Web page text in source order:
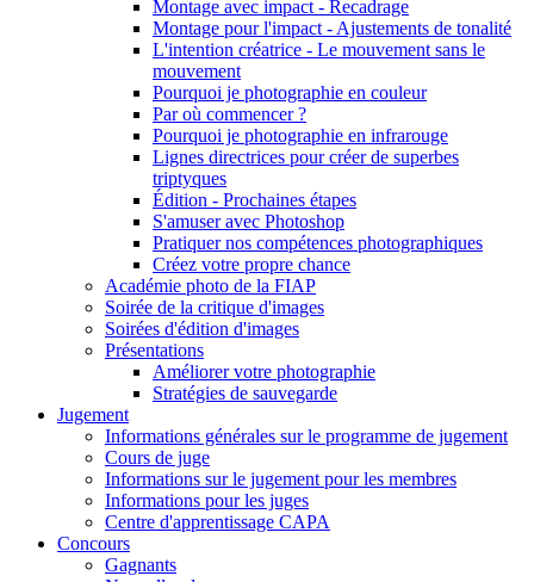
Montage avec impact - Recadrage
Montage pour l'impact - Ajustements de tonalité
L'intention créatrice - Le mouvement sans le
mouvement
Pourquoi je photographie en couleur
Par où commencer ?
Pourquoi je photographie en infrarouge
Lignes directrices pour créer de superbes
triptyques
Édition - Prochaines étapes
S'amuser avec Photoshop
Pratiquer nos compétences photographiques
Créez votre propre chance
Académie photo de la FIAP
Soirée de la critique d'images
Soirées d'édition d'images
Présentations
Améliorer votre photographie
Stratégies de sauvegarde
Jugement
Informations générales sur le programme de jugement
Cours de juge
Informations sur le jugement pour les membres
Informations pour les juges
Centre d'apprentissage CAPA
Concours
Gagnants